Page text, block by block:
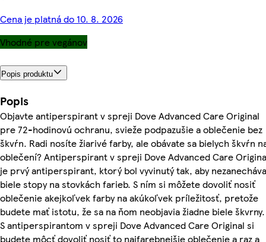
Cena je platná do 10. 8. 2026
Vhodné pre vegánov
Popis produktu
Popis
Objavte antiperspirant v spreji Dove Advanced Care Original
pre 72-hodinovú ochranu, svieže podpazušie a oblečenie bez
škvŕn. Radi nosíte žiarivé farby, ale obávate sa bielych škvŕn
oblečení? Antiperspirant v spreji Dove Advanced Care
je prvý antiperspirant, ktorý bol vyvinutý tak, aby
biele stopy na stovkách farieb. S ním si môžete dovoliť nosiť
oblečenie akejkoľvek farby na akúkoľvek príležitosť, pretože
budete mať istotu, že sa na ňom neobjavia žiadne biele škvrny.
S antiperspirantom v spreji Dove Advanced Care Original si
budete môcť dovoliť nosiť to najfarebnejšie oblečenie a raz a